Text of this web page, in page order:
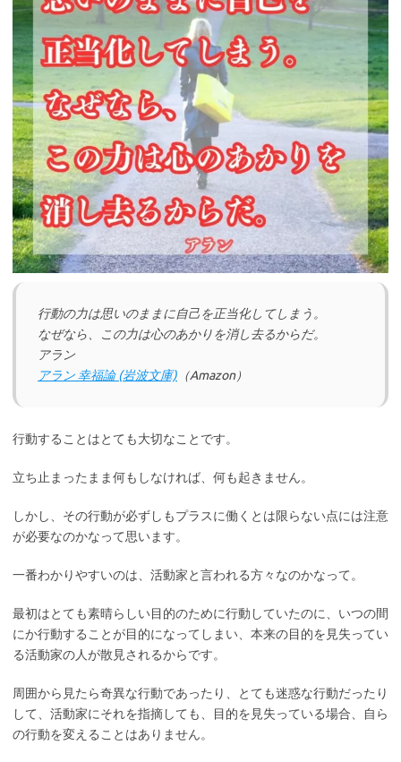
行動の力は思いのままに自己を正当化してしまう。
なぜなら、この力は心のあかりを消し去るからだ。
アラン
アラン 幸福論 (岩波文庫) （Amazon）
行動することはとても大切なことです。
立ち止まったまま何もしなければ、何も起きません。
しかし、その行動が必ずしもプラスに働くとは限らない点には注意
が必要なのかなって思います。
一番わかりやすいのは、活動家と言われる方々なのかなって。
最初はとても素晴らしい目的のために行動していたのに、いつの間
にか行動することが目的になってしまい、本来の目的を見失ってい
る活動家の人が散見されるからです。
周囲から見たら奇異な行動であったり、とても迷惑な行動だったり
して、活動家にそれを指摘しても、目的を見失っている場合、自ら
の行動を変えることはありません。